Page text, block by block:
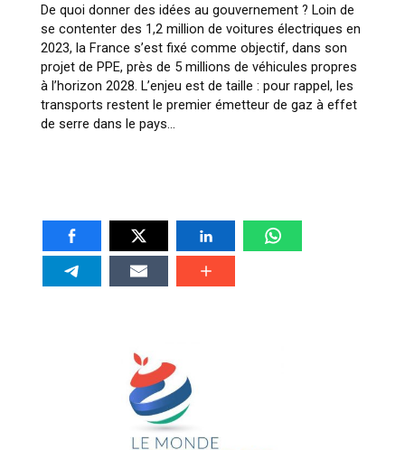
De quoi donner des idées au gouvernement ? Loin de
se contenter des 1,2 million de voitures électriques en
2023, la France s’est fixé comme objectif, dans son
projet de PPE, près de 5 millions de véhicules propres
à l’horizon 2028. L’enjeu est de taille : pour rappel, les
transports restent le premier émetteur de gaz à effet
de serre dans le pays…